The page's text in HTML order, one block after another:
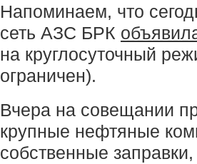
Напоминаем, что
сеть АЗС БРК
на круглосуточный
ограничен).
Вчера на совещании
крупные нефтяные
собственные